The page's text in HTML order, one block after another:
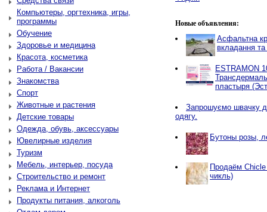
Компьютеры, оргтехника, игры,
программы
Обучение
Здоровье и медицина
Красота, косметика
Работа / Вакансии
Знакомства
Спорт
Животные и растения
Детские товары
Одежда, обувь, аксессуары
Ювелирные изделия
Туризм
Мебель, интерьер, посуда
Строительство и ремонт
Реклама и Интернет
Продукты питания, алкоголь
Новые объявления:
Асфальтна
вкладання
ESTRAMON
пластыря
Запрошуємо швачку
одягу.
Бутоны розы,
Продаём
чикль)